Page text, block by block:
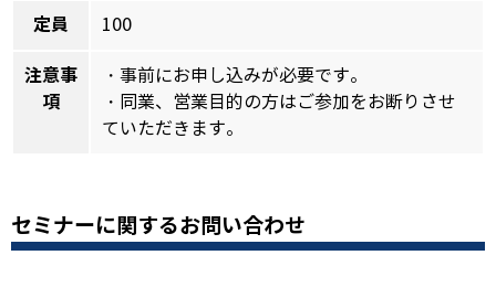
定員 100
注意事
項
・事前にお申し込みが必要です。
・同業、営業目的の方はご参加をお断りさせ
ていただきます。
セミナーに関するお問い合わせ